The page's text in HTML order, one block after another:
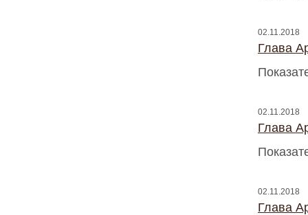
02.11.2018
Глава
02.11.2018
Глава
02.11.2018
Глава